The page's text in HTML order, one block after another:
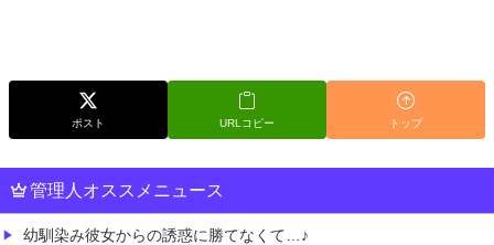
ポスト URLコピー トップ
管理人オススメニュース
幼馴染み彼女からの誘惑に勝てなくて…♪